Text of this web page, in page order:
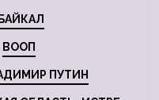
БАЙКАЛ
ВООП
ПУТИН